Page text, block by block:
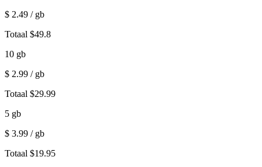
$ 2.49 / gb
Totaal $49.8
10 gb
$ 2.99 / gb
Totaal $29.99
5 gb
$ 3.99 / gb
Totaal $19.95